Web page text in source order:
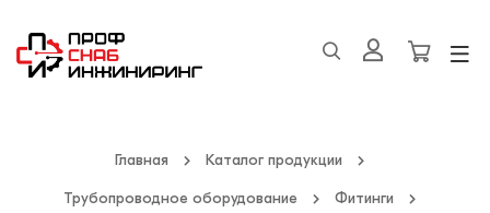
Главная Каталог продукции
Трубопроводное оборудование Фитинги